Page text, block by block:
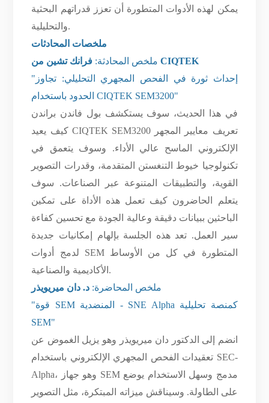
يمكن لهذه الأدوات المتطورة أن تعزز قدراتهم البحثية
والتحليلية.
ملخصات المحادثات
ملخص المحادثة: فرانك تشين من CIQTEK
"إحداث ثورة في الفحص المجهري التحليلي: تجاوز
الحدود باستخدام CIQTEK SEM3200"
في هذا الحديث، سوف يستكشف بول فاندن براندن
كيف يعيد CIQTEK SEM3200 تعريف معايير المجهر
الإلكتروني الماسح عالي الأداء. وسوف يتعمق في
تكنولوجيا خيوط التنغستن المتقدمة، وقدرات التصوير
القوية، والتطبيقات المتنوعة عبر الصناعات. سوف
يتعلم الحاضرون كيف تعمل هذه الأداة على تمكين
الباحثين ببيانات دقيقة وعالية الجودة مع تحسين كفاءة
سير العمل. تعد هذه الجلسة بإلهام إمكانيات جديدة
لدمج أدوات SEM المتطورة في كل من الأوساط
الأكاديمية والصناعية.
ملخص المحاضرة: د. دان ميريويذر
"قوة SEM المنضدية - SNE Alpha كمنصة تحليلية
SEM"
انضم إلى الدكتور دان ميريويذر وهو يزيل الغموض عن
تعقيدات الفحص المجهري الإلكتروني باستخدام SEC-
Alpha، وهو جهاز SEM مدمج وسهل الاستخدام يوضع
على الطاولة. وسيناقش ميزاته المبتكرة، مثل التصوير